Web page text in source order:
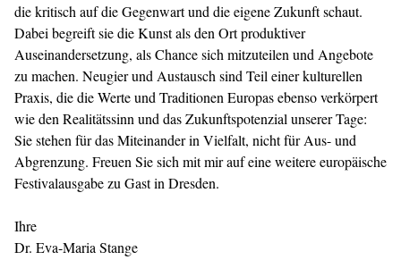
die kritisch auf die Gegenwart und die eigene Zukunft schaut.
Dabei begreift sie die Kunst als den Ort produktiver
Auseinandersetzung, als Chance sich mitzuteilen und Angebote
zu machen. Neugier und Austausch sind Teil einer kulturellen
Praxis, die die Werte und Traditionen Europas ebenso verkörpert
wie den Realitätssinn und das Zukunftspotenzial unserer Tage:
Sie stehen für das Miteinander in Vielfalt, nicht für Aus- und
Abgrenzung. Freuen Sie sich mit mir auf eine weitere europäische
Festivalausgabe zu Gast in Dresden.
Ihre
Dr. Eva-Maria Stange